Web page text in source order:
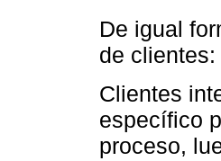
De igual
de clientes:
Clientes
específico
proceso,